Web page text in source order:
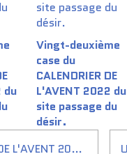
du
Vingt-deuxième
case du
CALENDRIER DE
L'AVENT 2022 du
site passage du
désir.
Seizième case du CALENDRIER DE L'AVENT 2022 du site passage du désir